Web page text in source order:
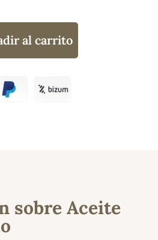
al carrito
sobre Aceite